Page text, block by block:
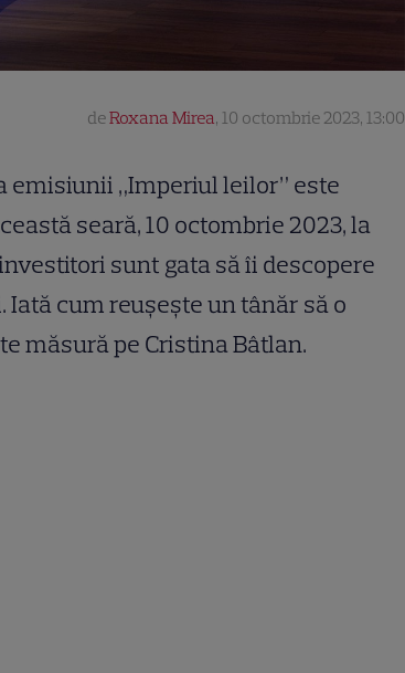
deRoxana Mirea, 10 octombrie 2023, 13:00
emisiunii „Imperiul leilor” este
seară, 10 octombrie 2023, la
sunt gata să îi descopere
cum reușește un tânăr să o
măsură pe Cristina Bâtlan.